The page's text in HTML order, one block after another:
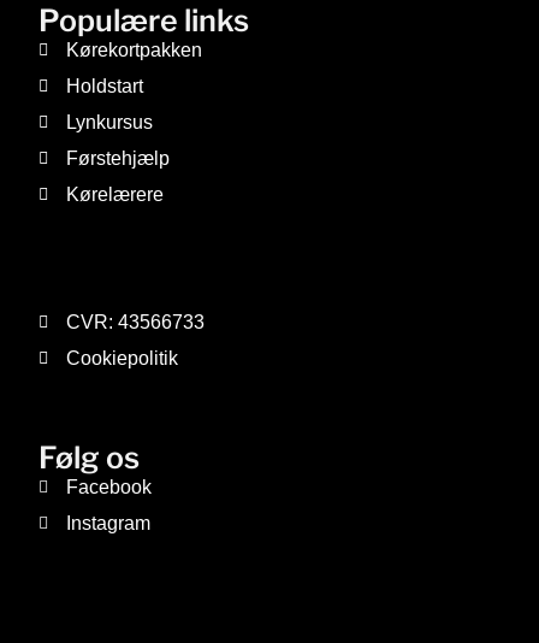
Populære links
Kørekortpakken
Holdstart
Lynkursus
Førstehjælp
Kørelærere
CVR: 43566733
Cookiepolitik
Følg os
Facebook
Instagram